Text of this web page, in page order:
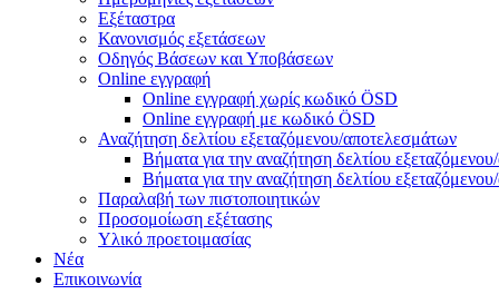
Εξέταστρα
Κανονισμός εξετάσεων
Οδηγός Βάσεων και Υποβάσεων
Online εγγραφή
Online εγγραφή χωρίς κωδικό ÖSD
Online εγγραφή με κωδικό ÖSD
Αναζήτηση δελτίου εξεταζόμενου/αποτελεσμάτων
Βήματα για την αναζήτηση δελτίου
Βήματα για την αναζήτηση δελτίου
Παραλαβή των πιστοποιητικών
Προσομοίωση εξέτασης
Υλικό προετοιμασίας
Νέα
Επικοινωνία